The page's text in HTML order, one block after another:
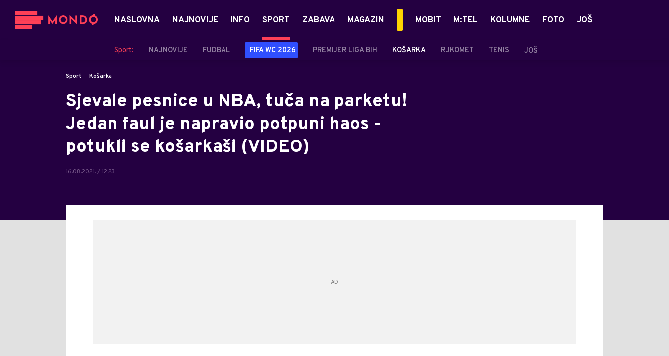
NASLOVNA NAJNOVIJE INFO SPORT
Sport: NAJNOVIJE FUDBAL FIFA WC 2026 PREMIJER LIGA BIH KOŠARKA RUKOMET TENIS JOŠ
ZABAVA MAGAZIN MOBIT M:TEL KOLUMNE FOTO JOŠ
Sport Košarka
Sjevale pesnice u NBA, tuča na parketu!
Jedan faul je napravio potpuni haos -
potukli se košarkaši (VIDEO)
16.08.2021. / 12:23